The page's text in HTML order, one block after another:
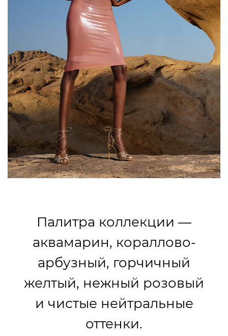
Палитра коллекции —
аквамарин, кораллово-
арбузный, горчичный
желтый, нежный розовый
и чистые нейтральные
оттенки.